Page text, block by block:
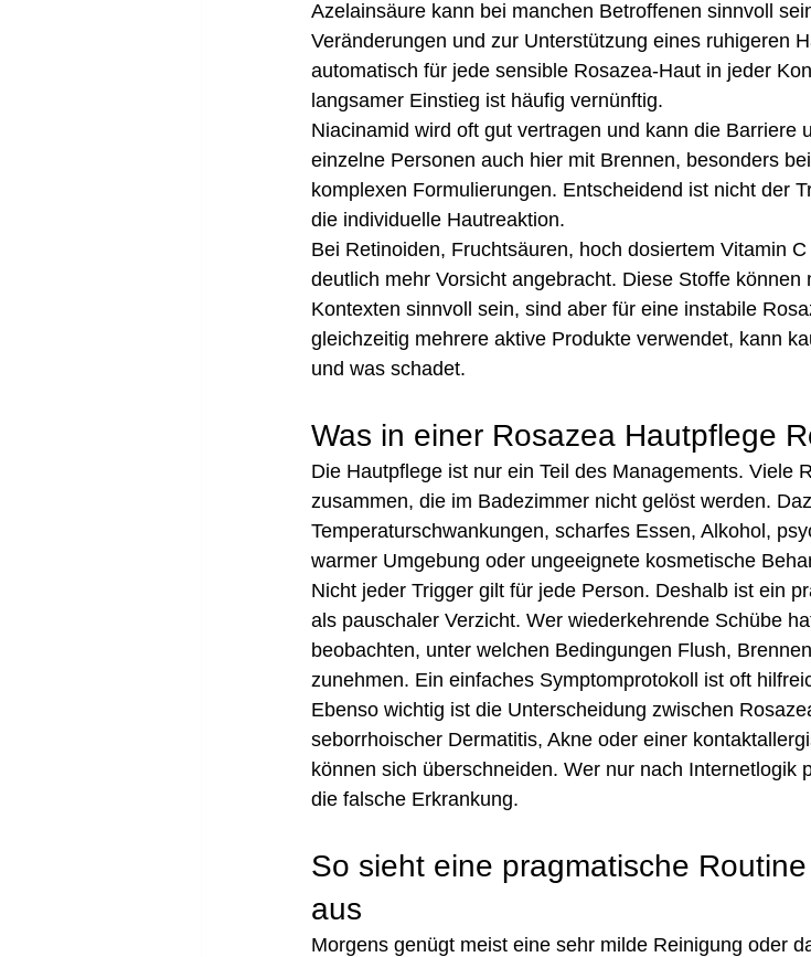
Azelainsäure kann bei manchen Betroffenen sinnvoll
Veränderungen und zur Unterstützung eines ruhigeren
automatisch für jede sensible Rosazea-Haut in jeder
langsamer Einstieg ist häufig vernünftig.
Niacinamid wird oft gut vertragen und kann die Barriere
einzelne Personen auch hier mit Brennen, besonders
komplexen Formulierungen. Entscheidend ist nicht der
die individuelle Hautreaktion.
Bei Retinoiden, Fruchtsäuren, hoch dosiertem Vitamin
deutlich mehr Vorsicht angebracht. Diese Stoffe können
Kontexten sinnvoll sein, sind aber für eine instabile
gleichzeitig mehrere aktive Produkte verwendet, kann
und was schadet.
Was in einer Rosazea Hautpflege
Die Hautpflege ist nur ein Teil des Managements. Viele
zusammen, die im Badezimmer nicht gelöst werden.
Temperaturschwankungen, scharfes Essen, Alkohol,
warmer Umgebung oder ungeeignete kosmetische
Nicht jeder Trigger gilt für jede Person. Deshalb ist ein
als pauschaler Verzicht. Wer wiederkehrende Schübe
beobachten, unter welchen Bedingungen Flush,
zunehmen. Ein einfaches Symptomprotokoll ist oft
Ebenso wichtig ist die Unterscheidung zwischen
seborrhoischer Dermatitis, Akne oder einer
können sich überschneiden. Wer nur nach Internetlogik
die falsche Erkrankung.
So sieht eine pragmatische
aus
Morgens genügt meist eine sehr milde Reinigung oder